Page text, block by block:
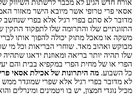
אורח חדש הגיע לא מכבר לרשתות השיווק
אסאי פרי טרופי אשר מיובא הישר מאזור
מדובר לא סתם בפרי רגיל אלא בפרי שנחשב
התזונתיים שלו והתרומה שלו לתפקוד התקין
משקה או מאכל מתוק יכולה להפוך אותו
מבוקש ואהוב מאד. שוחרי הבריאות וכל מי
שלו תהיה יותר בריאה ומאוזנת ידאגו
הפרי או של מחית הפרי במקפיא בבית והם
כל השבוע. מה היתרונות של אכילת אסאי
לא מדובר בפרי רגיל אלא שפרי שמוגדר ממש